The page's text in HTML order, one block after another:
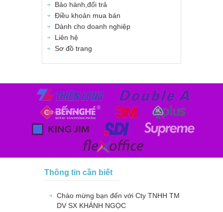
Bảo hành,đổi trả
Điều khoản mua bán
Dành cho doanh nghiệp
Liên hệ
Sơ đồ trang
Thông tin cần biết
Chào mừng bạn đến với Cty TNHH TM
DV SX KHÁNH NGỌC